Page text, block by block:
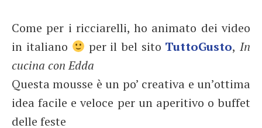
Come per i ricciarelli, ho animato dei video
in italiano
per il bel sito TuttoGusto, In
cucina con Edda
Questa mousse è un po’ creativa e un’ottima
idea facile e veloce per un aperitivo o buffet
delle feste